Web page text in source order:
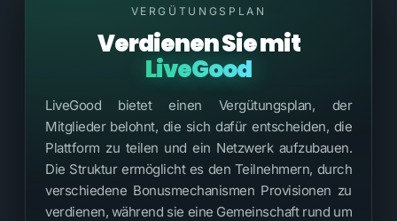
VERGÜTUNGSPLAN
Verdienen Sie mit
LiveGood
LiveGood bietet einen Vergütungsplan, der
Mitglieder belohnt, die sich dafür entscheiden, die
Plattform zu teilen und ein Netzwerk aufzubauen.
Die Struktur ermöglicht es den Teilnehmern, durch
verschiedene Bonusmechanismen Provisionen zu
verdienen, während sie eine Gemeinschaft rund um